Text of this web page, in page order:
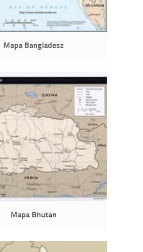
Mapa Bangladesz
Mapa Bhutan